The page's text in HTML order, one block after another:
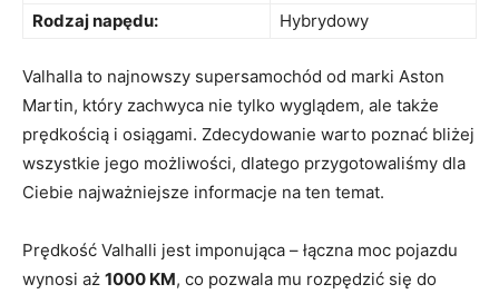
Rodzaj napędu:
Hybrydowy
Valhalla to najnowszy supersamochód od ​marki Aston
Martin, ​który zachwyca nie tylko ⁢wyglądem, ale także
prędkością i osiągami. Zdecydowanie warto⁢ poznać bliżej
wszystkie‍ jego możliwości, dlatego przygotowaliśmy dla
Ciebie ​najważniejsze informacje ‌na⁣ ten temat.
Prędkość Valhalli ‍jest imponująca – łączna moc pojazdu
wynosi aż 1000 KM, co pozwala mu‌ rozpędzić się do